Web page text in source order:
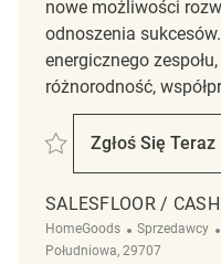
nowe możliwości
odnoszenia
energicznego
różnorodność,
Zapisać Salesfloor
Zgłoś Się Teraz
SALESFLOOR /
HomeGoods Kategoria
Sprzedawcy
Południowa, 29707